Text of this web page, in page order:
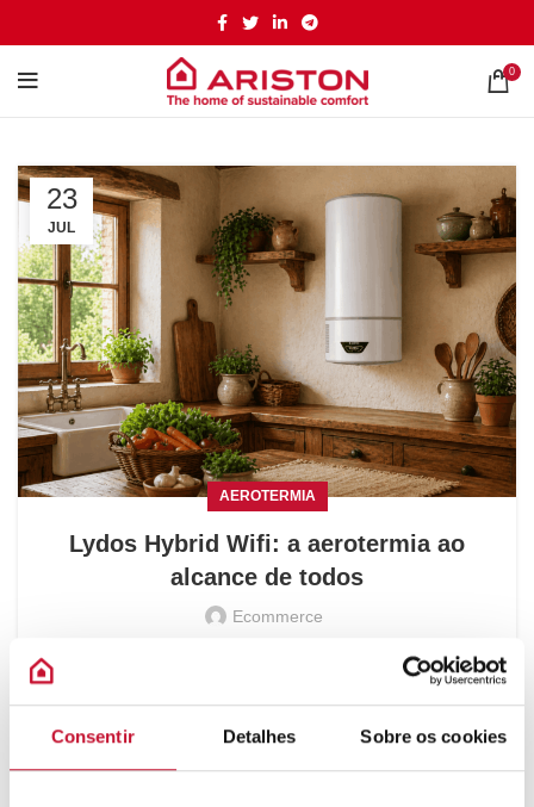
Consentir Detalhes Sobre os cookies
0
23
JUL
AEROTERMIA
Lydos Hybrid Wifi: a aerotermia ao
alcance de todos
Ecommerce
sustentáveis de aquecer água, mas muitas pessoas ainda a
CONTINUE LENDO